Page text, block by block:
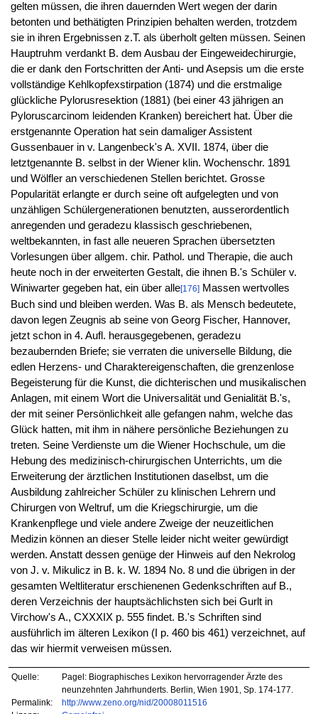
gelten müssen, die ihren dauernden Wert wegen der darin
betonten und bethätigten Prinzipien behalten werden, trotzdem
sie in ihren Ergebnissen z.T. als überholt gelten müssen. Seinen
Hauptruhm verdankt B. dem Ausbau der Eingeweidechirurgie,
die er dank den Fortschritten der Anti- und Asepsis um die erste
vollständige Kehlkopfexstirpation (1874) und die erstmalige
glückliche Pylorusresektion (1881) (bei einer 43 jährigen an
Pyloruscarcinom leidenden Kranken) bereichert hat. Über die
erstgenannte Operation hat sein damaliger Assistent
Gussenbauer in v. Langenbeck's A. XVII. 1874, über die
letztgenannte B. selbst in der Wiener klin. Wochenschr. 1891
und Wölfler an verschiedenen Stellen berichtet. Grosse
Popularität erlangte er durch seine oft aufgelegten und von
unzähligen Schülergenerationen benutzten, ausserordentlich
anregenden und geradezu klassisch geschriebenen,
weltbekannten, in fast alle neueren Sprachen übersetzten
Vorlesungen über allgem. chir. Pathol. und Therapie, die auch
heute noch in der erweiterten Gestalt, die ihnen B.'s Schüler v.
Winiwarter gegeben hat, ein über alle[176]Massen wertvolles
Buch sind und bleiben werden. Was B. als Mensch bedeutete,
davon legen Zeugnis ab seine von Georg Fischer, Hannover,
jetzt schon in 4. Aufl. herausgegebenen, geradezu
bezaubernden Briefe; sie verraten die universelle Bildung, die
edlen Herzens- und Charaktereigenschaften, die grenzenlose
Begeisterung für die Kunst, die dichterischen und musikalischen
Anlagen, mit einem Wort die Universalität und Genialität B.'s,
der mit seiner Persönlichkeit alle gefangen nahm, welche das
Glück hatten, mit ihm in nähere persönliche Beziehungen zu
treten. Seine Verdienste um die Wiener Hochschule, um die
Hebung des medizinisch-chirurgischen Unterrichts, um die
Erweiterung der ärztlichen Institutionen daselbst, um die
Ausbildung zahlreicher Schüler zu klinischen Lehrern und
Chirurgen von Weltruf, um die Kriegschirurgie, um die
Krankenpflege und viele andere Zweige der neuzeitlichen
Medizin können an dieser Stelle leider nicht weiter gewürdigt
werden. Anstatt dessen genüge der Hinweis auf den Nekrolog
von J. v. Mikulicz in B. k. W. 1894 No. 8 und die übrigen in der
gesamten Weltliteratur erschienenen Gedenkschriften auf B.,
deren Verzeichnis der hauptsächlichsten sich bei Gurlt in
Virchow's A., CXXXIX p. 555 findet. B.'s Schriften sind
ausführlich im älteren Lexikon (I p. 460 bis 461) verzeichnet, auf
das wir hiermit verweisen müssen.
Quelle:
Pagel: Biographisches Lexikon hervorragender Ärzte des
neunzehnten Jahrhunderts. Berlin, Wien 1901, Sp. 174-177.
Permalink:
http://www.zeno.org/nid/20008011516